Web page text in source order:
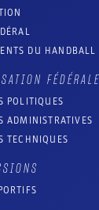
DU HANDBALL
FÉDÉRALE
POLITIQUES
ADMINISTRATIVES
TECHNIQUES